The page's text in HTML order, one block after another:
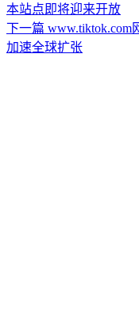
本站点即将迎来开放
下一篇 www.tiktok.com
加速全球扩张